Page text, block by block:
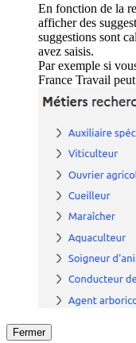
En fonction de la
afficher des
suggestions sont
avez saisis.
Par exemple si
France Travail
Fermer